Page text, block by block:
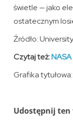
świetle — jako
ostatecznym
Źródło:
Czytaj też:
Grafika tytułowa:
Udostępnij ten